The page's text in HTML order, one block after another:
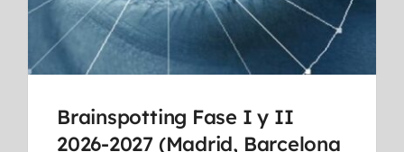
Brainspotting Fase I y II
2026-2027 (Madrid, Barcelona